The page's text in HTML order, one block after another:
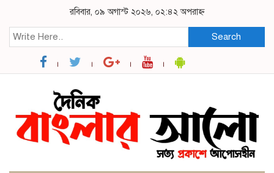
রবিবার, ০৯ অগাস্ট ২০২৬, ০২:৪২ অপরাহ্ন
Search